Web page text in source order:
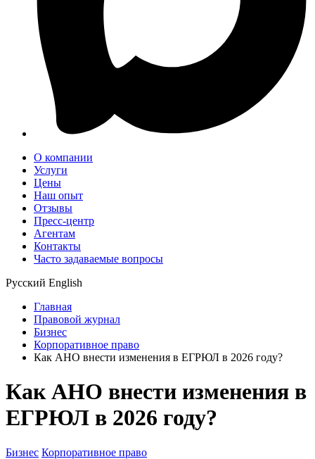
О компании
Услуги
Цены
Наш опыт
Отзывы
Пресс-центр
Агентам
Контакты
Часто задаваемые вопросы
Русский English
Главная
Правовой журнал
Бизнес
Корпоративное право
Как АНО внести изменения в ЕГРЮЛ в 2026 году?
Как АНО внести изменения в
ЕГРЮЛ в 2026 году?
Бизнес Корпоративное право